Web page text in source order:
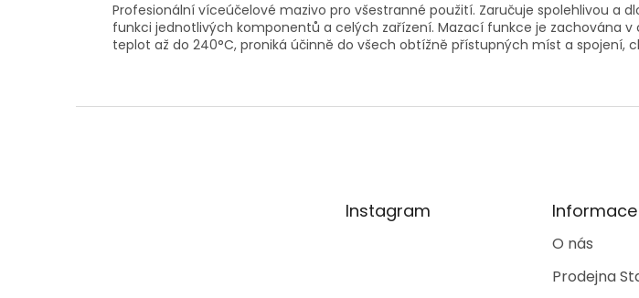
Profesionální víceúčelové mazivo pro všestranné použití. Zaručuje spolehlivou a
funkci jednotlivých komponentů a celých zařízení. Mazací funkce je zachována v
teplot až do 240°C, proniká účinně do všech obtížně přístupných míst a spojení,
Instagram Informace
O nás
Prodejna